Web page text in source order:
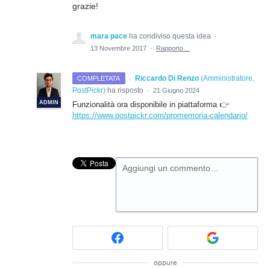
grazie!
mara pace ha condiviso questa idea ·
13 Novembre 2017 · Rapporto…
COMPLETATA ·
ADMIN
Riccardo Di Renzo (Amministratore,
PostPickr) ha risposto · 21 Giugno 2024
Funzionalità ora disponibile in piattaforma 👉
https://www.postpickr.com/promemoria-calendario/
Aggiungi un commento…
oppure